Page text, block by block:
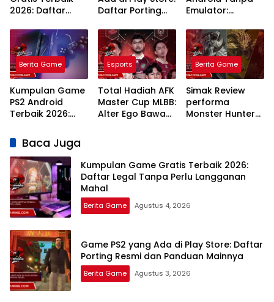
2026: Daftar
Perlu Langganan
Mahal
Daftar Porting
Panduan
Mainnya
Emulator:
Resmi dan
Layanan Cloud
Gaming Terbaik
Berita Game
Kumpulan Game
PS2 Android
Terbaik 2026:
Emulator dan
Judul Legendaris
Tanpa Lag
Esports
Total Hadiah AFK
Master Cup MLBB:
Alter Ego Bawa
Berita Game
Simak Review
performa
Monster Hunter
Baca Juga
Kumpulan Game Gratis Terbaik 2026:
Daftar Legal Tanpa Perlu Langganan
Mahal
Berita Game Agustus 4, 2026
Game PS2 yang Ada di Play Store: Daftar
Porting Resmi dan Panduan Mainnya
Berita Game Agustus 3, 2026